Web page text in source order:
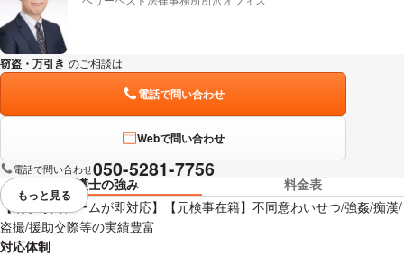
窃盗・万引き のご相談は
電話で問い合わせ
Webで問い合わせ
電話で問い合わせ050-5281-7756
弁護士の強み
料金表
【刑事専門チームが即対応】【元検事在籍】不同意わいせつ/強姦/痴漢/
盗撮/援助交際等の実績豊富
対応体制
視覚的に省略されている要素を
もっと見る